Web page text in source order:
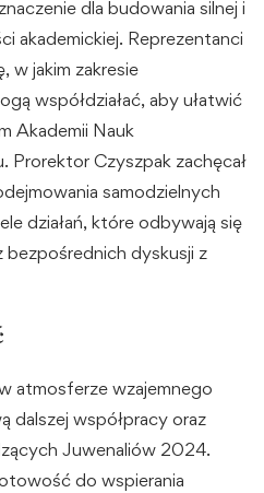
dla budowania silnej i
akademickiej. Reprezentanci
w jakim zakresie
współdziałać, aby ułatwić
Akademii Nauk
Prorektor Czyszpak zachęcał
samodzielnych
działań, które odbywają się
bezpośrednich dyskusji z
atmosferze wzajemnego
dalszej współpracy oraz
Juwenaliów 2024.
do wspierania